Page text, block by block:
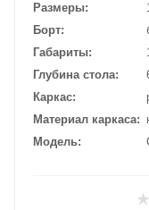
Размеры
Борт
Габариты
Глубина стола
Каркас
Материал каркаса
Модель